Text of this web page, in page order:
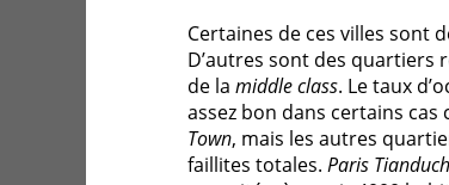
Certaines de ces villes sont
D’autres sont des
de la middle class. Le taux
assez bon dans certains cas
Town, mais les autres
faillites totales. Paris